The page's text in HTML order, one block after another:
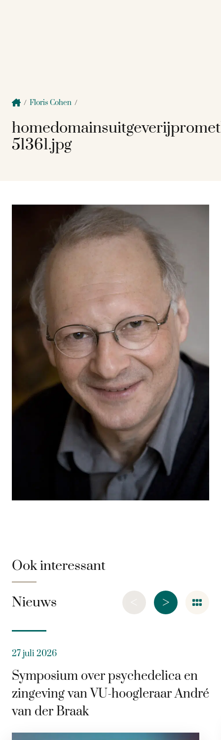
/ Floris Cohen /
51361.jpg
Ook interessant
Nieuws >
<
27 juli 2026
Symposium over psychedelica en
zingeving van VU-hoogleraar André
van der Braak